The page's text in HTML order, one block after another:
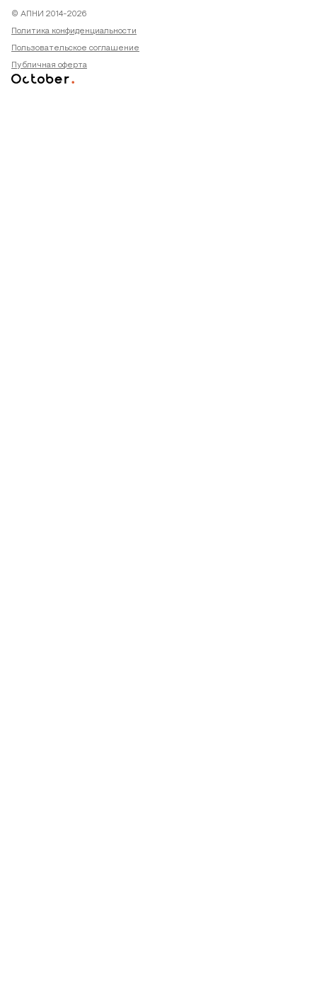
© АПНИ 2014-2026
Политика конфиденциальности
Пользовательское соглашение
Публичная оферта